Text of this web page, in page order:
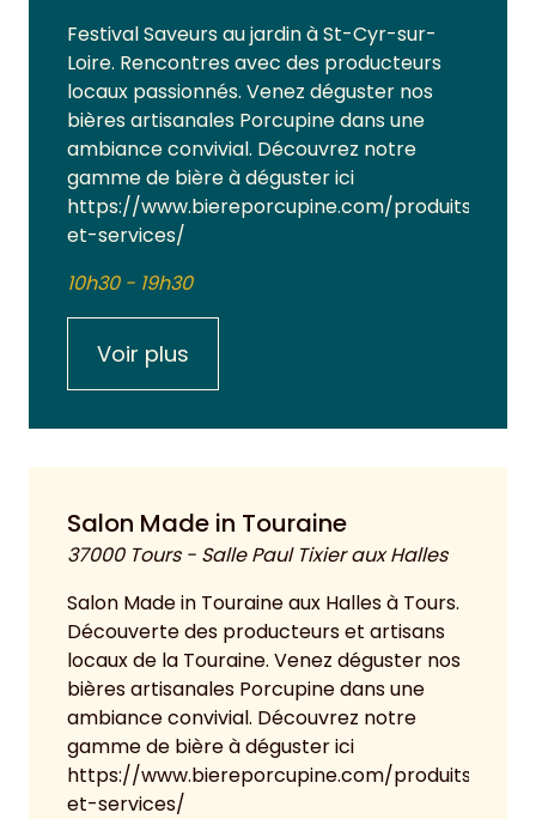
Festival Saveurs au jardin à St-Cyr-sur-
Loire. Rencontres avec des producteurs
locaux passionnés. Venez déguster nos
bières artisanales Porcupine dans une
ambiance convivial. Découvrez notre
gamme de bière à déguster ici
https://www.biereporcupine.com/produits-
et-services/
10h30 - 19h30
Voir plus
Salon Made in Touraine
37000 Tours - Salle Paul Tixier aux Halles
Salon Made in Touraine aux Halles à Tours.
Découverte des producteurs et artisans
locaux de la Touraine. Venez déguster nos
bières artisanales Porcupine dans une
ambiance convivial. Découvrez notre
gamme de bière à déguster ici
https://www.biereporcupine.com/produits-
et-services/